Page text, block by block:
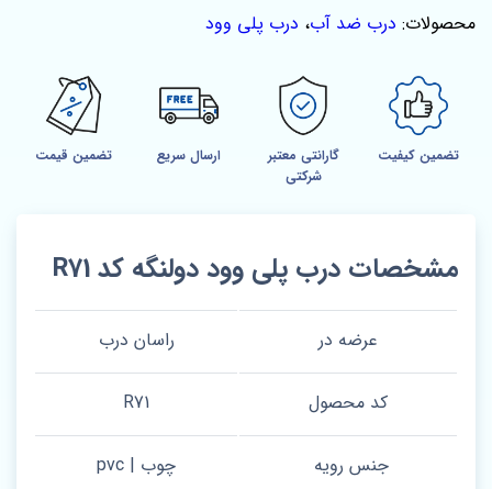
محصولات: درب ضد آب، درب پلی وود
تضمین کیفیت
گارانتی معتبر
شرکتی
ارسال سریع تضمین قیمت
مشخصات درب پلی وود دولنگه کد R71
عرضه در راسان درب
کد محصول R71
جنس رویه چوب | pvc